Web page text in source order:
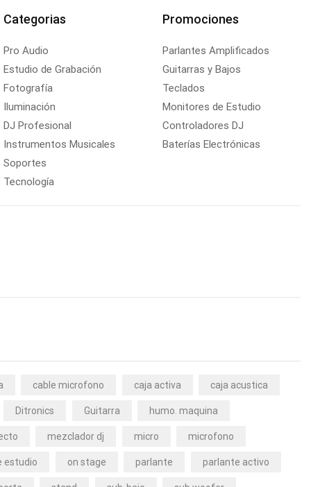
Categorias
Pro Audio
Estudio de Grabación
Fotografía
Iluminación
DJ Profesional
Instrumentos Musicales
Soportes
Tecnología
Promociones
Parlantes Amplificados
Guitarras y Bajos
Teclados
Monitores de Estudio
Controladores DJ
Baterías Electrónicas
cable microfono caja activa caja acustica
Ditronics Guitarra humo. maquina
mezclador dj micro microfono
estudio on stage parlante parlante activo